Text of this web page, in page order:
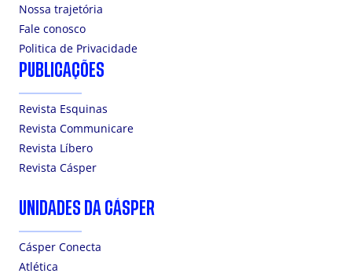
Nossa trajetória
Fale conosco
Politica de Privacidade
PUBLICAÇÕES
Revista Esquinas
Revista Communicare
Revista Líbero
Revista Cásper
UNIDADES DA CÁSPER
Cásper Conecta
Atlética